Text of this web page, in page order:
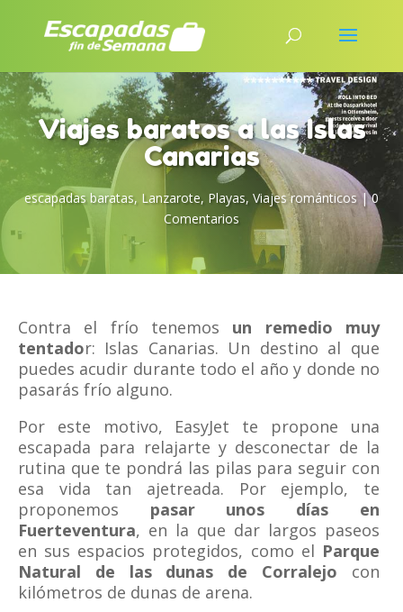
Viajes baratos a las Islas
Canarias
escapadas baratas, Lanzarote, Playas, Viajes románticos|0
Comentarios
Contra el frío tenemos un remedio muy
tentador: Islas Canarias. Un destino al que
puedes acudir durante todo el año y donde no
pasarás frío alguno.
Por este motivo, EasyJet te propone una
escapada para relajarte y desconectar de la
rutina que te pondrá las pilas para seguir con
esa vida tan ajetreada. Por ejemplo, te
proponemos pasar unos días en
Fuerteventura, en la que dar largos paseos
en sus espacios protegidos, como el Parque
Natural de las dunas de Corralejo con
kilómetros de dunas de arena.